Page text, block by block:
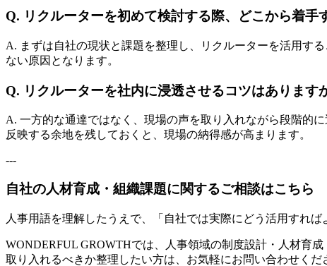
Q. リクルーターを初めて検討する際、どこから着手
A. まずは自社の現状と課題を整理し、リクルーターを活用す
ない原因となります。
Q. リクルーターを社内に浸透させるコツはあります
A. 一方的な通達ではなく、現場の声を取り入れながら段階的
反映する余地を残しておくと、現場の納得感が高まります。
---
自社の人材育成・組織課題に関するご相談はこちら
人事用語を理解したうえで、「自社では実際にどう活用すれ
WONDERFUL GROWTHでは、人事領域の制度設計・人材育
取り入れるべきか整理したい方は、お気軽にお問い合わせくだ